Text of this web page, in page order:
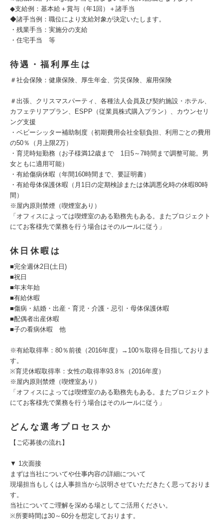
◆支給例：基本給＋賞与（年1回）＋諸手当
◆諸手当例：職位により支給対象が決定いたします。
・残業手当：実施分の支給
・住宅手当 等
待遇・福利厚生は
＃社会保険：健康保険、厚生年金、労災保険、雇用保険
＃出張、クリスマスパーティ、各種法人会員及び契約施設・ホテル、
カフェテリアプラン、ESPP（従業員株式購入プラン）、カウンセリ
ング支援
・ベビーシッター補助制度（初期費用会社全額負担、利用ごとの費用
の50％（月上限2万）
・育児時短勤務（お子様満12歳まで 1日5～7時間まで調整可能。男
女ともに適用可能）
・有給傷病休暇（年間160時間まで、要証明書）
・有給母体保護休暇（月1日の定期検診または体調悪化時の休暇80時
間）
※屋内原則禁煙（喫煙室あり）
「オフィスによっては喫煙室のある勤務先もある。またプロジェクト
にてお客様先で業務を行う場合はそのルールに従う」
休日休暇は
■完全週休2日(土日)
■祝日
■年末年始
■有給休暇
■傷病・結婚・出産・育児・介護・忌引・母体保護休暇
■配偶者出産休暇
■子の看病休暇 他
※有給取得率：80％前後（2016年度）→100％取得を目指しておりま
す。
※育児休暇取得率：女性の取得率93.8％（2016年度）
※屋内原則禁煙（喫煙室あり）
「オフィスによっては喫煙室のある勤務先もある。またプロジェクト
にてお客様先で業務を行う場合はそのルールに従う」
どんな選考プロセスか
【ご応募後の流れ】
▼ 1次面接
まずは当社についてや仕事内容の詳細について
現場担当もしくは人事担当から説明させていただきたく思っておりま
す。
当社についてご理解を深める場としてご活用ください。
※所要時間は30～60分を想定しております。